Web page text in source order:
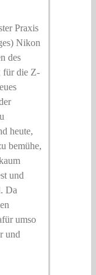
Praxis
Nikon
des
für die Z-
heute,
bemühe,
und
Da
umso
und